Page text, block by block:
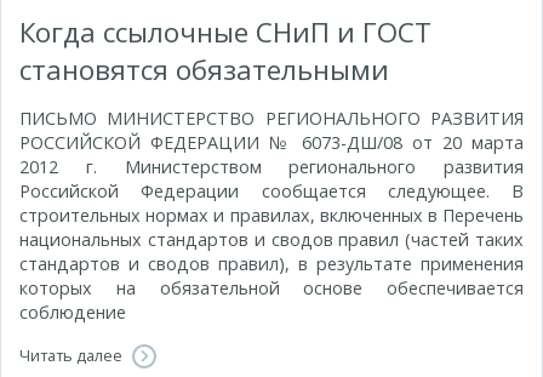
Когда ссылочные СНиП и ГОСТ
становятся обязательными
ПИСЬМО МИНИСТЕРСТВО РЕГИОНАЛЬНОГО РАЗВИТИЯ
РОССИЙСКОЙ ФЕДЕРАЦИИ № 6073-ДШ/08 от 20 марта
2012 г. Министерством регионального развития
Российской Федерации сообщается следующее. В
строительных нормах и правилах, включенных в Перечень
национальных стандартов и сводов правил (частей таких
стандартов и сводов правил), в результате применения
которых на обязательной основе обеспечивается
соблюдение
Читать далее